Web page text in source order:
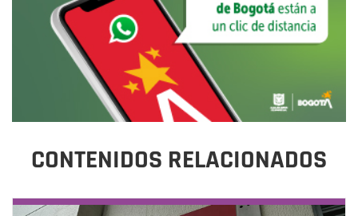
CONTENIDOS RELACIONADOS